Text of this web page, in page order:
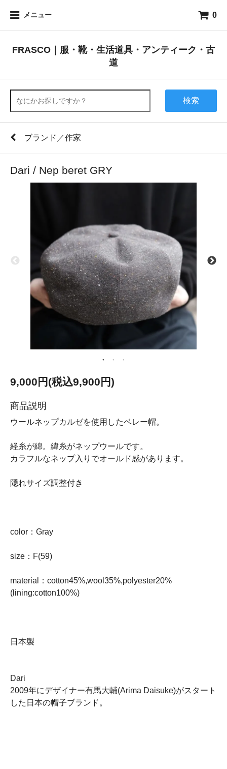
メニュー 0
FRASCO｜服・靴・生活道具・アンティーク・古
道
検索
ブランド／作家
Dari / Nep beret GRY
9,000円(税込9,900円)
商品説明
ウールネップカルゼを使用したベレー帽。
経糸が綿。緯糸がネップウールです。
カラフルなネップ入りでオールド感があります。
隠れサイズ調整付き
color：Gray
size：F(59)
material：cotton45%,wool35%,polyester20%
(lining:cotton100%)
日本製
Dari
2009年にデザイナー有馬大輔(Arima Daisuke)がスタート
した日本の帽子ブランド。